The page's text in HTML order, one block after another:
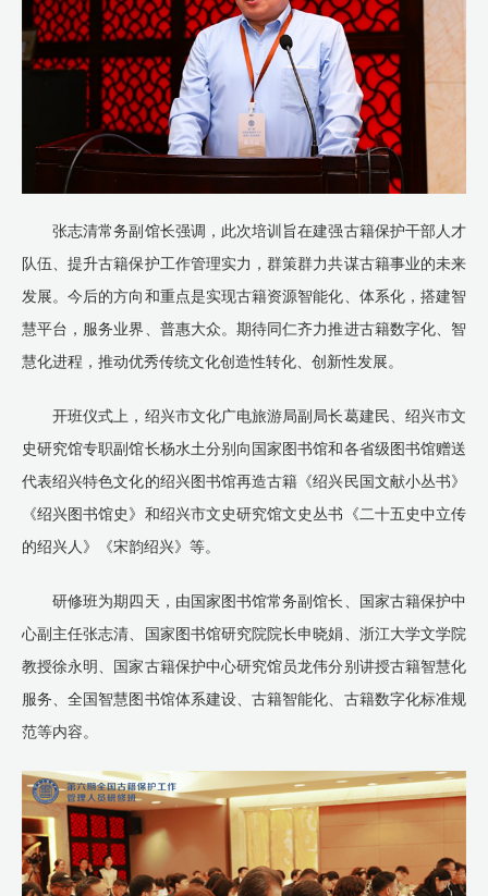
张志清常务副馆长强调，此次培训旨在建强古籍保护干部人才
队伍、提升古籍保护工作管理实力，群策群力共谋古籍事业的未来
发展。今后的方向和重点是实现古籍资源智能化、体系化，搭建智
慧平台，服务业界、普惠大众。期待同仁齐力推进古籍数字化、智
慧化进程，推动优秀传统文化创造性转化、创新性发展。
开班仪式上，绍兴市文化广电旅游局副局长葛建民、绍兴市文
史研究馆专职副馆长杨水土分别向国家图书馆和各省级图书馆赠送
代表绍兴特色文化的绍兴图书馆再造古籍《绍兴民国文献小丛书》
《绍兴图书馆史》和绍兴市文史研究馆文史丛书《二十五史中立传
的绍兴人》《宋韵绍兴》等。
研修班为期四天，由国家图书馆常务副馆长、国家古籍保护中
心副主任张志清、国家图书馆研究院院长申晓娟、浙江大学文学院
教授徐永明、国家古籍保护中心研究馆员龙伟分别讲授古籍智慧化
服务、全国智慧图书馆体系建设、古籍智能化、古籍数字化标准规
范等内容。